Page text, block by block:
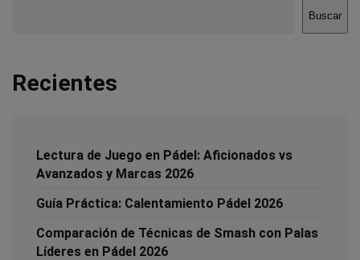
Buscar
Recientes
Lectura de Juego en Pádel: Aficionados vs
Avanzados y Marcas 2026
Guía Práctica: Calentamiento Pádel 2026
Comparación de Técnicas de Smash con Palas
Líderes en Pádel 2026